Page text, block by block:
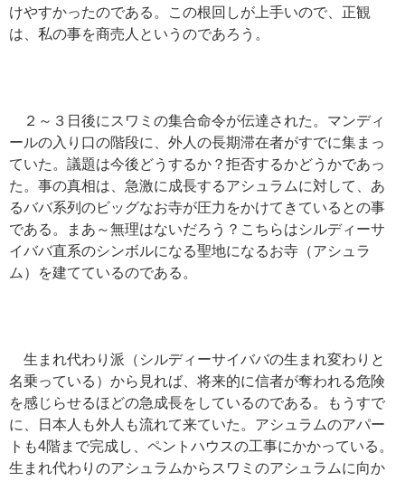
けやすかったのである。この根回しが上手いので、正観
は、私の事を商売人というのであろう。
２～３日後にスワミの集合命令が伝達された。マンディ
ールの入り口の階段に、外人の長期滞在者がすでに集まっ
ていた。議題は今後どうするか？拒否するかどうかであっ
た。事の真相は、急激に成長するアシュラムに対して、あ
るババ系列のビッグなお寺が圧力をかけてきているとの事
である。まあ～無理はないだろう？こちらはシルディーサ
イババ直系のシンボルになる聖地になるお寺（アシュラ
ム）を建てているのである。
生まれ代わり派（シルディーサイババの生まれ変わりと
名乗っている）から見れば、将来的に信者が奪われる危険
を感じらせるほどの急成長をしているのである。もうすで
に、日本人も外人も流れて来ていた。アシュラムのアパー
トも4階まで完成し、ペントハウスの工事にかかっている。
生まれ代わりのアシュラムからスワミのアシュラムに向か